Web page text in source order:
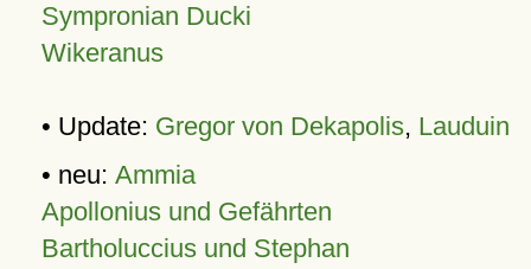
Sympronian Ducki
Wikeranus
• Update: Gregor von Dekapolis, Lauduin
• neu: Ammia
Apollonius und Gefährten
Bartholuccius und Stephan